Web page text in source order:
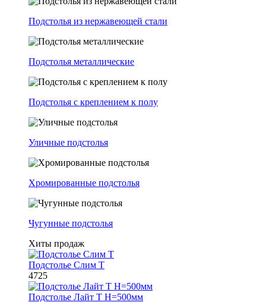
Подстолья из нержавеющей стали
Подстолья металлические
Подстолья с креплением к полу
Уличные подстолья
Хромированные подстолья
Чугунные подстолья
Хиты продаж
Подстолье Слим Т
4725
Подстолье Лайт Т H=500мм